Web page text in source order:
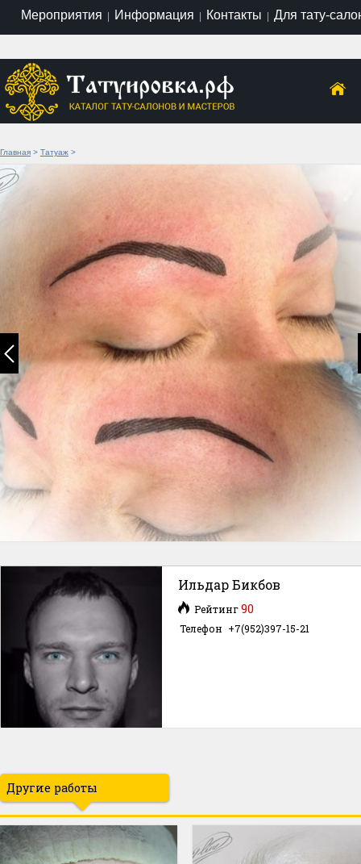
Мероприятия | Информация | Контакты | Для тату-
Главная > Татуаж >
Ильдар Бикбов
Рейтинг90
Телефон +7(952)397-15-21
Другие работы